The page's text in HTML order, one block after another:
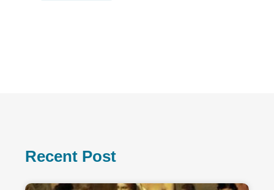
Recent Post